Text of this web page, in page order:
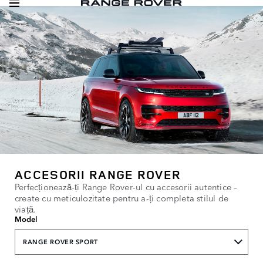
ACCESORII RANGE ROVER
Perfecționează-ți Range Rover-ul cu accesorii autentice –
create cu meticulozitate pentru a-ți completa stilul de
viață.
Model
RANGE ROVER SPORT